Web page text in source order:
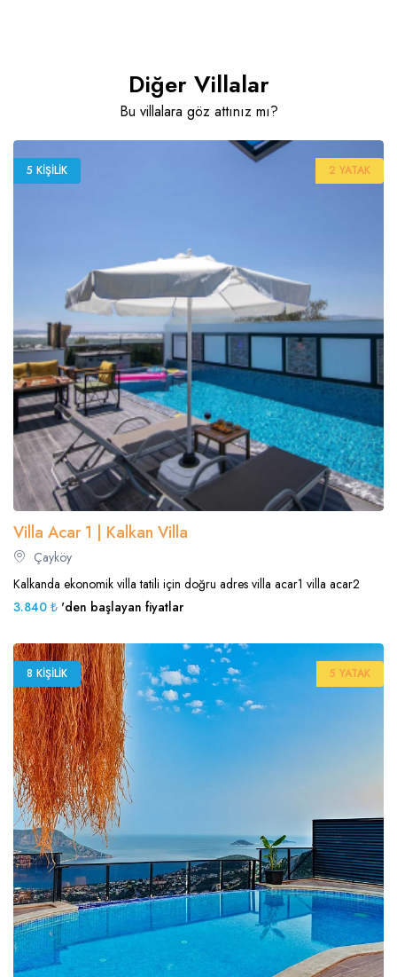
Diğer Villalar
Bu villalara göz attınız mı?
5 KIŞILIK 2 YATAK
Villa Acar 1 | Kalkan Villa
Çayköy
Kalkanda ekonomik villa tatili için doğru adres villa acar1 villa acar2
3.840 ₺ 'den başlayan fiyatlar
8 KIŞILIK 5 YATAK